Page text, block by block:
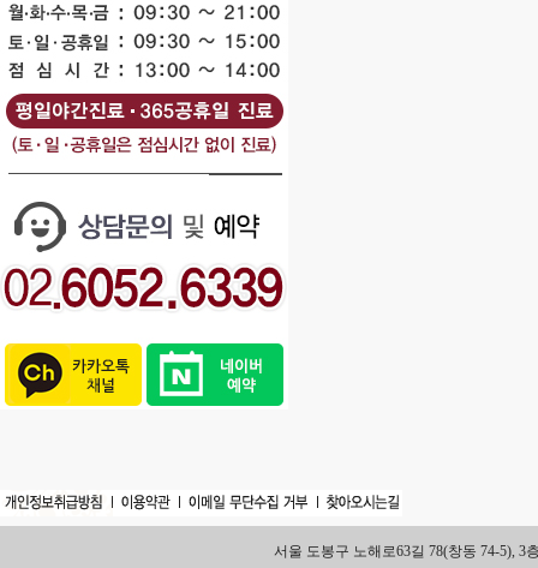
서울 도봉구 노해로63길 78(창동 74-5), 3